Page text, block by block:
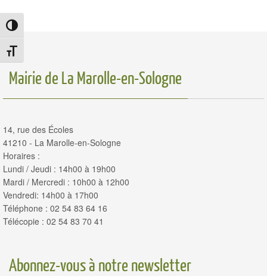
Passer en contraste élevé
Changer la taille de la police
Mairie de La Marolle-en-Sologne
14, rue des Écoles
41210 - La Marolle-en-Sologne
Horaires :
Lundi / Jeudi : 14h00 à 19h00
Mardi / Mercredi : 10h00 à 12h00
Vendredi: 14h00 à 17h00
Téléphone : 02 54 83 64 16
Télécopie : 02 54 83 70 41
Abonnez-vous à notre newsletter